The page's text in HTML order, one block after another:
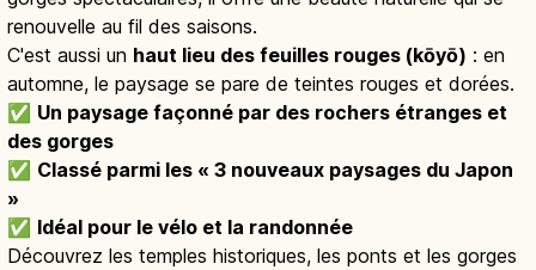
renouvelle au fil des saisons.
C'est aussi un haut lieu des feuilles rouges (kōyō) : en
automne, le paysage se pare de teintes rouges et dorées.
✅ Un paysage façonné par des rochers étranges et
des gorges
✅ Classé parmi les « 3 nouveaux paysages du Japon
»
✅ Idéal pour le vélo et la randonnée
Découvrez les temples historiques, les ponts et les gorges